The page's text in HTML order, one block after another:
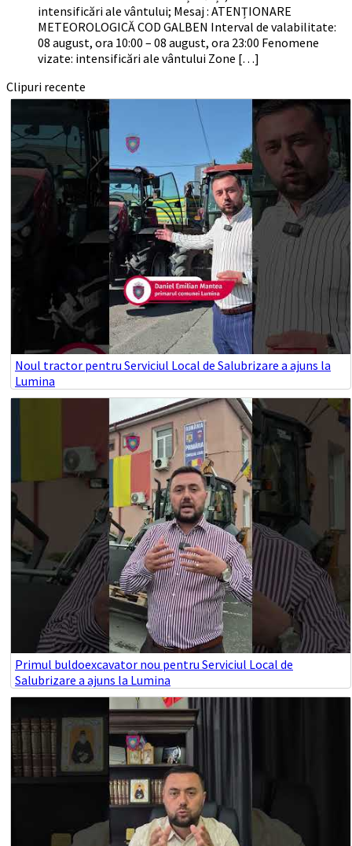
intensificări ale vântului; Mesaj : ATENȚIONARE
METEOROLOGICĂ COD GALBEN Interval de valabilitate:
08 august, ora 10:00 – 08 august, ora 23:00 Fenomene
vizate: intensificări ale vântului Zone […]
Clipuri recente
Noul tractor pentru Serviciul Local de Salubrizare a ajuns la
Lumina
Primul buldoexcavator nou pentru Serviciul Local de
Salubrizare a ajuns la Lumina